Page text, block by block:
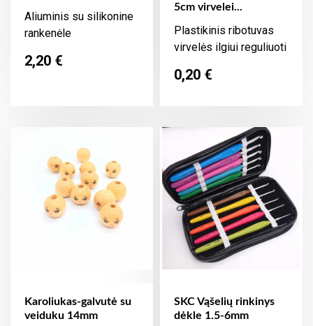
Aliuminis su silikonine
rankenėle
Kaina
2,20 €
5cm virvelei...
Plastikinis ribotuvas
virvelės ilgiui reguliuoti
Kaina
0,20 €
Karoliukas-galvutė su
veiduku 14mm
SKC Vąšelių rinkinys
dėkle 1.5-6mm